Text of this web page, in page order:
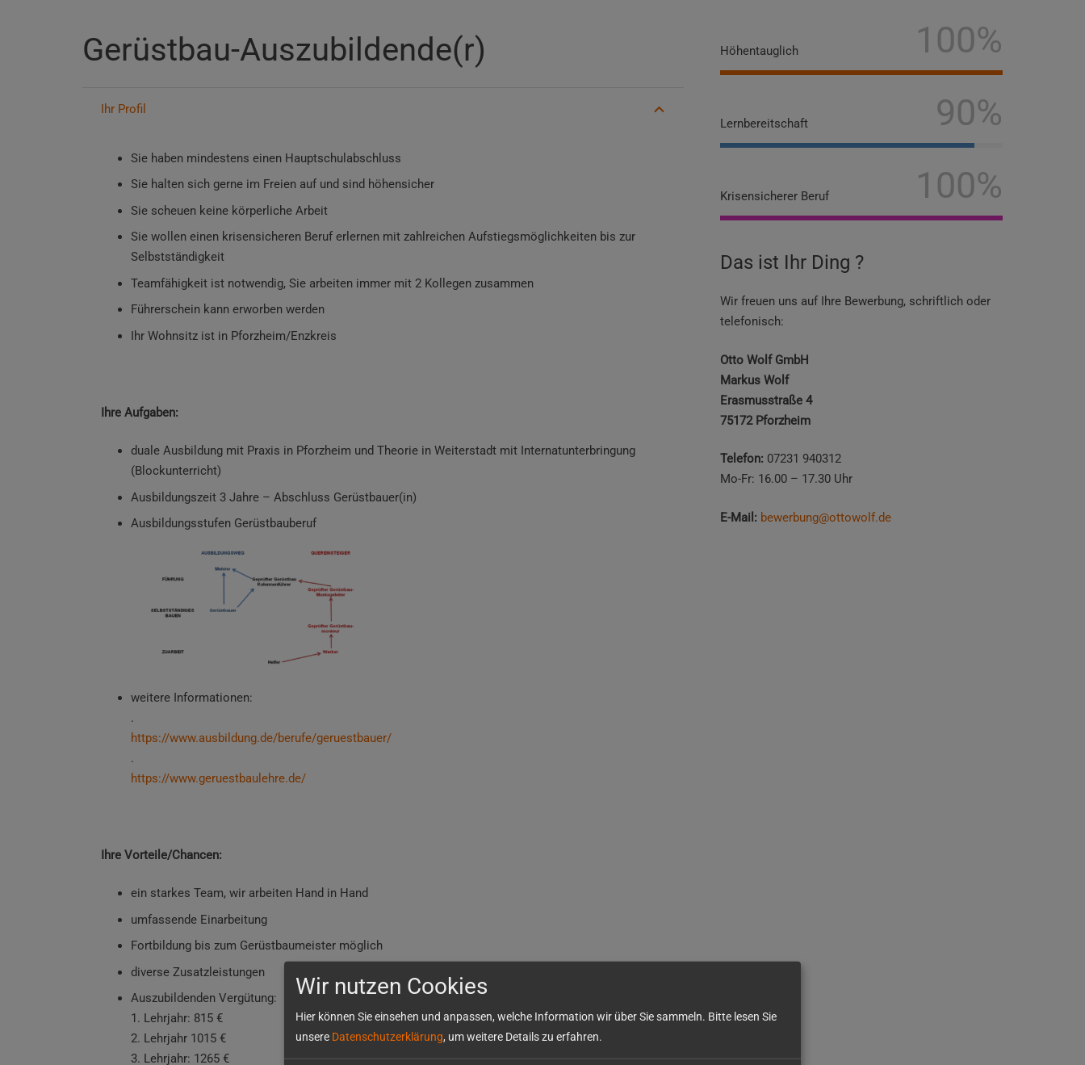
Gerüstbau-Auszubildende(r)
Ihr Profil
Sie haben mindestens einen Hauptschulabschluss
Sie halten sich gerne im Freien auf und sind höhensicher
Sie scheuen keine körperliche Arbeit
Sie wollen einen krisensicheren Beruf erlernen mit zahlreichen Aufstiegsmöglichkeiten bis zur
Selbstständigkeit
Teamfähigkeit ist notwendig, Sie arbeiten immer mit 2 Kollegen zusammen
Führerschein kann erworben werden
Ihr Wohnsitz ist in Pforzheim/Enzkreis
Ihre Aufgaben:
duale Ausbildung mit Praxis in Pforzheim und Theorie in Weiterstadt mit Internatunterbringung
(Blockunterricht)
Ausbildungszeit 3 Jahre – Abschluss Gerüstbauer(in)
Ausbildungsstufen Gerüstbauberuf
weitere Informationen:
.
https://www.ausbildung.de/berufe/geruestbauer/
.
https://www.geruestbaulehre.de/
Ihre Vorteile/Chancen:
ein starkes Team, wir arbeiten Hand in Hand
umfassende Einarbeitung
Fortbildung bis zum Gerüstbaumeister möglich
diverse Zusatzleistungen
Auszubildenden Vergütung:
1. Lehrjahr: 815 €
2. Lehrjahr 1015 €
3. Lehrjahr: 1265 €
Höhentauglich 100%
Lernbereitschaft 90%
Krisensicherer Beruf 100%
Das ist Ihr Ding ?
Wir freuen uns auf Ihre Bewerbung, schriftlich oder
telefonisch:
Otto Wolf GmbH
Markus Wolf
Erasmusstraße 4
75172 Pforzheim
Telefon: 07231 940312
Mo-Fr: 16.00 – 17.30 Uhr
E-Mail: bewerbung@ottowolf.de
Wir nutzen Cookies
Hier können Sie einsehen und anpassen, welche Information wir über Sie sammeln. Bitte lesen Sie
unsere Datenschutzerklärung, um weitere Details zu erfahren.